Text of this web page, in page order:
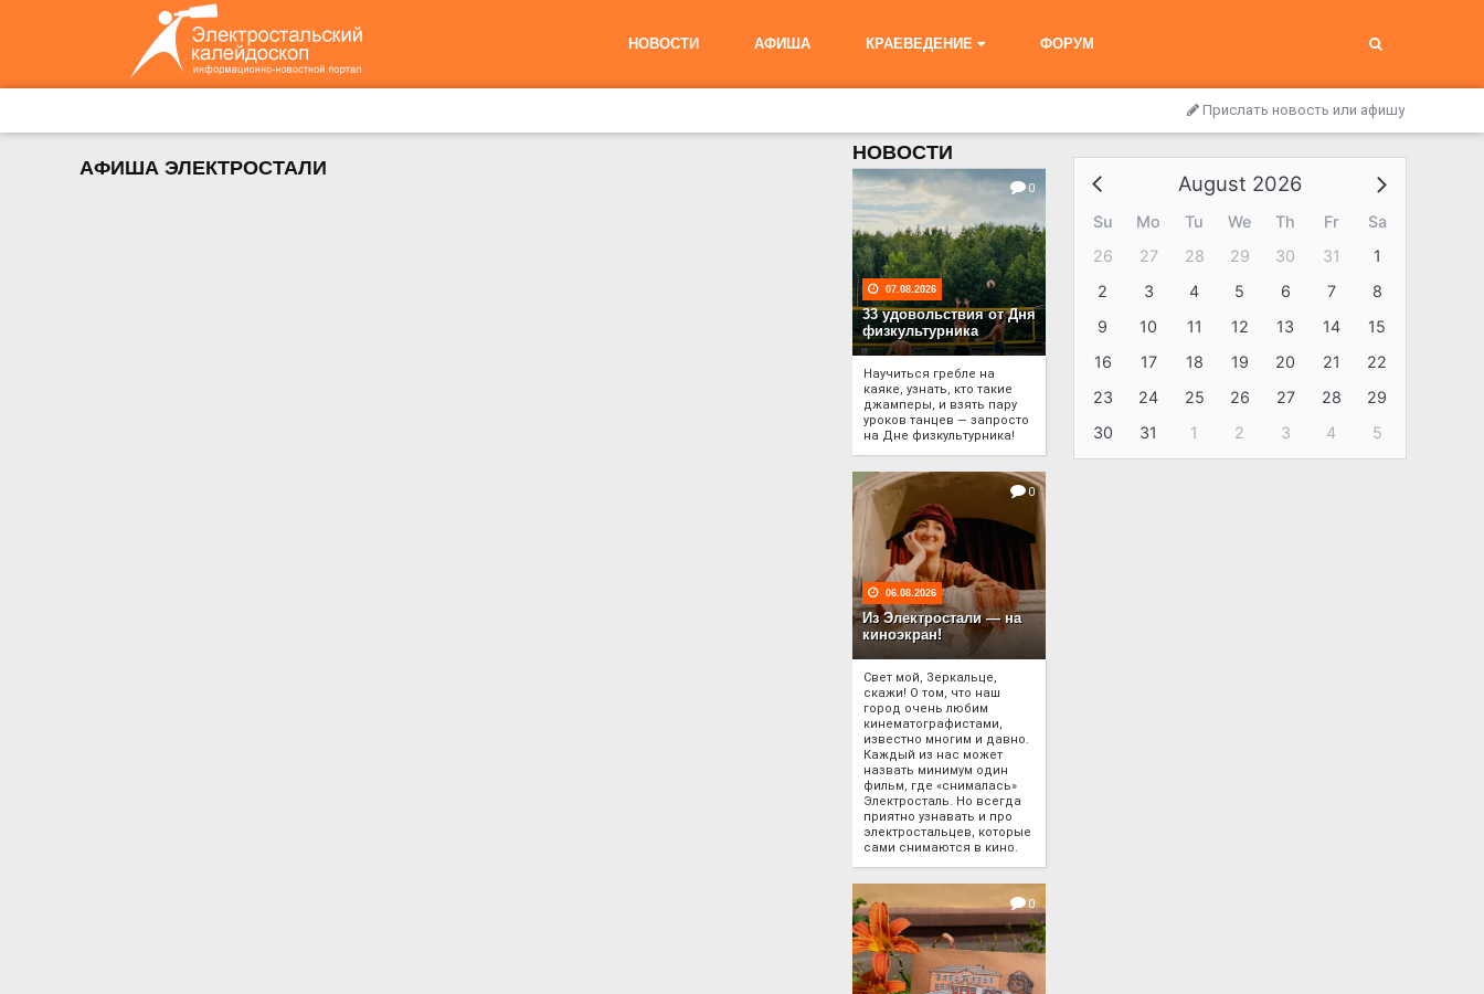
НОВОСТИ АФИША КРАЕВЕДЕНИЕ ФОРУМ
Прислать новость или афишу
НОВОСТИ
0
07.08.2026
33 удовольствия от Дня
физкультурника
Научиться гребле на
каяке, узнать, кто такие
джамперы, и взять пару
уроков танцев — запросто
на Дне физкультурника!
0
06.08.2026
Из Электростали — на
киноэкран!
Свет мой, Зеркальце,
скажи! О том, что наш
город очень любим
кинематографистами,
известно многим и давно.
Каждый из нас может
назвать минимум один
фильм, где «снималась»
Электросталь. Но всегда
приятно узнавать и про
электростальцев, которые
сами снимаются в кино.
0
АФИША ЭЛЕКТРОСТАЛИ
August 2026
Su Mo Tu We Th Fr
Sa
26
27 28 29 30 31
1
2
3 4 5 6 7
8
9
10 11 12 13 14
15
16
17 18 19 20 21
22
23
24 25 26 27 28
29
30
31 1 2 3 4 5